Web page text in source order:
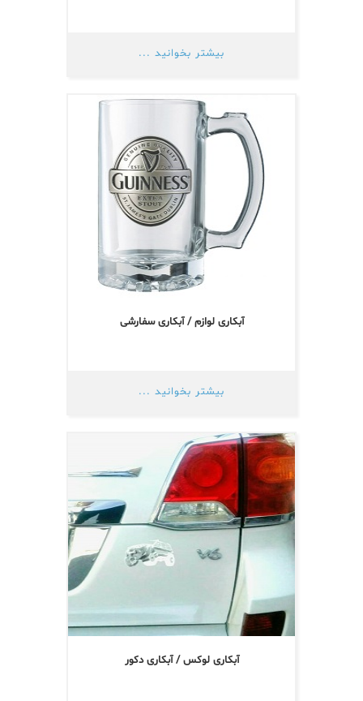
بیشتر بخوانید ...
آبکاری لوازم / آبکاری سفارشی
بیشتر بخوانید ...
آبکاری لوکس / آبکاری دکور